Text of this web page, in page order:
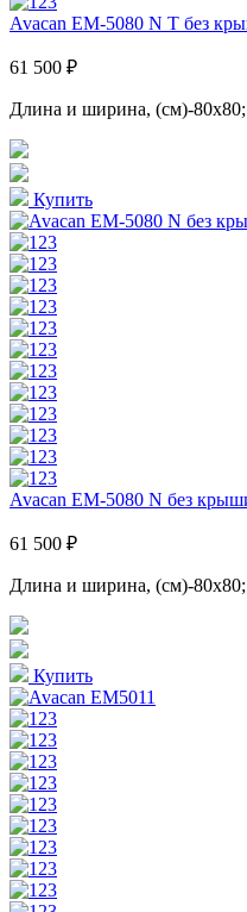
Avacan EM-5080 N T без
61 500 ₽
Длина и ширина, (см)-
Купить
Avacan EM-5080 N без
61 500 ₽
Длина и ширина, (см)-
Купить